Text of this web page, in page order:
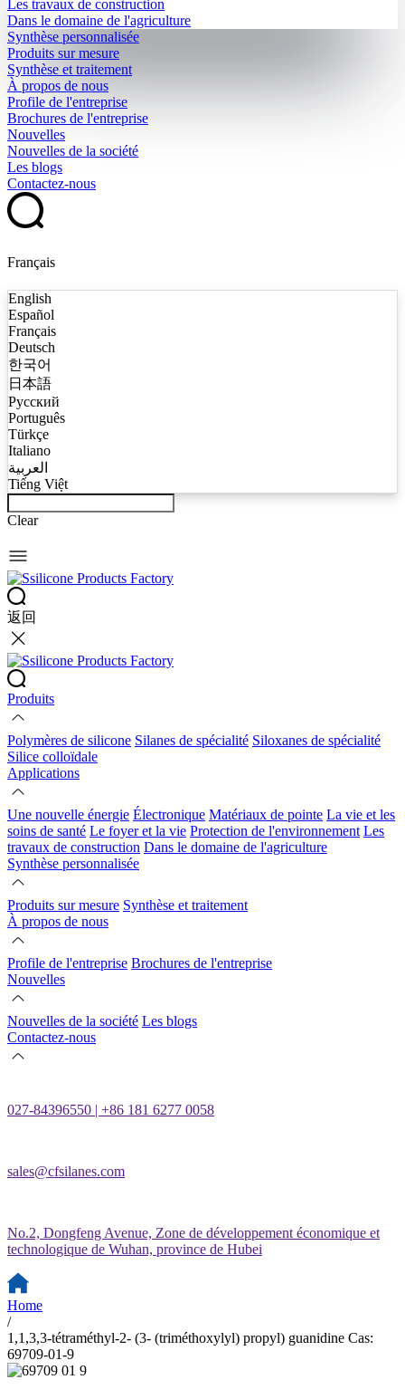
Les travaux de construction
Dans le domaine de l'agriculture
Synthèse personnalisée
Produits sur mesure
Synthèse et traitement
À propos de nous
Profile de l'entreprise
Brochures de l'entreprise
Nouvelles
Nouvelles de la société
Les blogs
Contactez-nous
Français
English
Español
Français
Deutsch
한국어
日本語
Русский
Português
Türkçe
Italiano
العربية
Tiếng Việt
Clear
返回
Produits
Polymères de silicone Silanes de spécialité Siloxanes de spécialité
Silice colloïdale
Applications
Une nouvelle énergie Électronique Matériaux de pointe La vie et les
soins de santé Le foyer et la vie Protection de l'environnement Les
travaux de construction Dans le domaine de l'agriculture
Synthèse personnalisée
Produits sur mesure Synthèse et traitement
À propos de nous
Profile de l'entreprise Brochures de l'entreprise
Nouvelles
Nouvelles de la société Les blogs
Contactez-nous
027-84396550 | +86 181 6277 0058
sales@cfsilanes.com
No.2, Dongfeng Avenue, Zone de développement économique et
technologique de Wuhan, province de Hubei
Home
/
1,1,3,3-tétraméthyl-2- (3- (triméthoxylyl) propyl) guanidine Cas:
69709-01-9